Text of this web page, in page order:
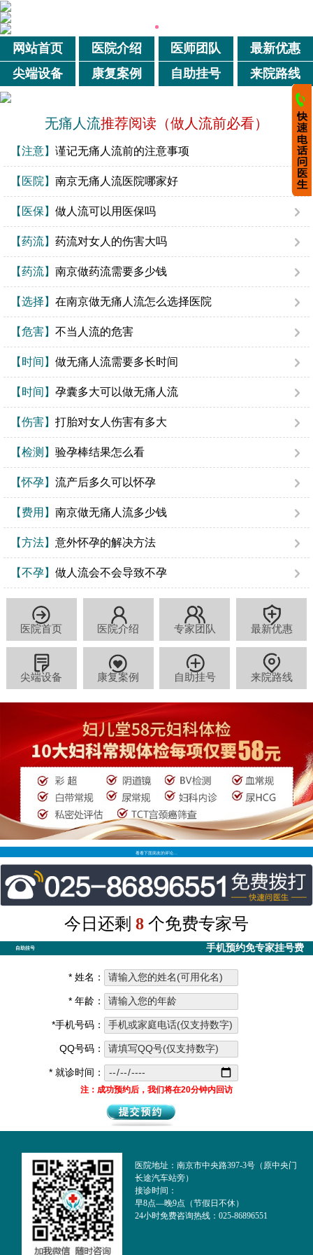
网站首页 医院介绍 医师团队
最新优惠
尖端设备
康复案例 自助挂号 来院路线
无痛人流推荐阅读（做人流前必看）
【注意】 谨记无痛人流前的注意事项
【医院】 南京无痛人流医院哪家好
【医保】 做人流可以用医保吗
【药流】 药流对女人的伤害大吗
【药流】 南京做药流需要多少钱
【选择】 在南京做无痛人流怎么选择医院
【危害】 不当人流的危害
【时间】 做无痛人流需要多长时间
【时间】 孕囊多大可以做无痛人流
【伤害】 打胎对女人伤害有多大
【检测】 验孕棒结果怎么看
【怀孕】 流产后多久可以怀孕
【费用】 南京做无痛人流多少钱
【方法】 意外怀孕的解决方法
【不孕】 做人流会不会导致不孕
医院首页 医院介绍 专家团队 最新优惠
尖端设备 康复案例 自助挂号 来院路线
看看下面病友的评论…
今日还剩 8 个免费专家号
自助挂号 手机预约免专家挂号费
* 姓名：
* 年龄：
*手机号码：
QQ号码：
* 就诊时间：
注：成功预约后，我们将在20分钟内回访
医院地址：南京市中央路397-3号（原中央门
长途汽车站旁）
接诊时间：
早8点—晚9点（节假日不休）
24小时免费咨询热线：025-86896551